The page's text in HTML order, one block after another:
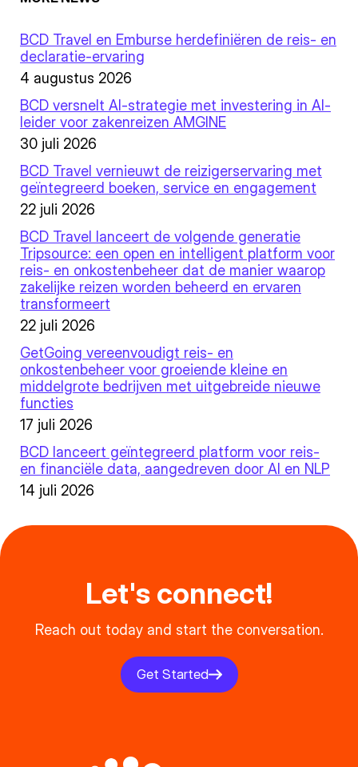
BCD Travel en Emburse herdefiniëren de reis- en
declaratie-ervaring
4 augustus 2026
BCD versnelt AI-strategie met investering in AI-
leider voor zakenreizen AMGINE
30 juli 2026
BCD Travel vernieuwt de reizigerservaring met
geïntegreerd boeken, service en engagement
22 juli 2026
BCD Travel lanceert de volgende generatie
Tripsource: een open en intelligent platform voor
reis- en onkostenbeheer dat de manier waarop
zakelijke reizen worden beheerd en ervaren
transformeert
22 juli 2026
GetGoing vereenvoudigt reis- en
onkostenbeheer voor groeiende kleine en
middelgrote bedrijven met uitgebreide nieuwe
functies
17 juli 2026
BCD lanceert geïntegreerd platform voor reis-
en financiële data, aangedreven door AI en NLP
14 juli 2026
Let's connect!
Reach out today and start the conversation.
Get Started